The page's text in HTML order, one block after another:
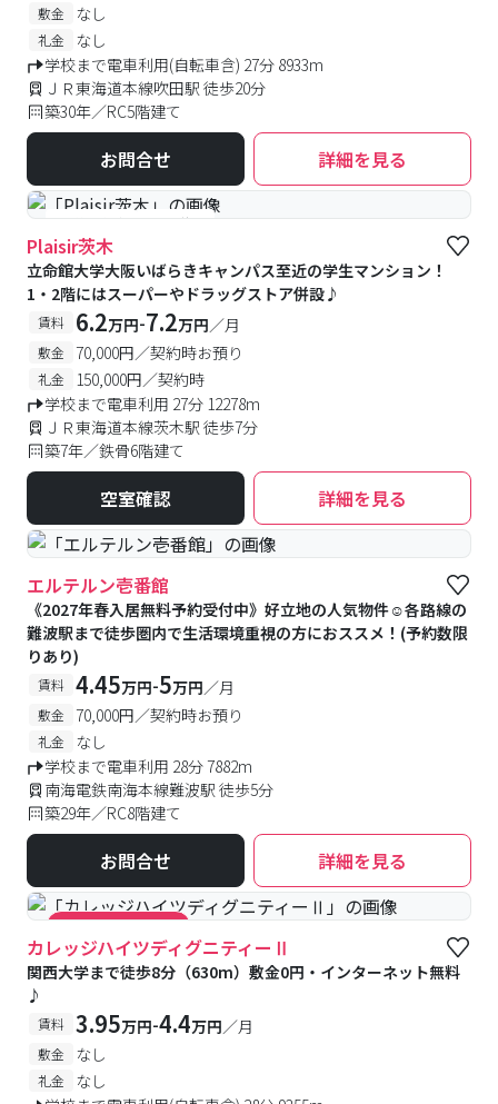
敷金 なし
礼金
なし
学校まで電車利用(自転車含) 27分 8933m
ＪＲ東海道本線吹田駅 徒歩20分
築30年／RC5階建て
お問合せ 詳細を見る
#予約受付中 #空室待ち
Plaisir茨木
立命館大学大阪いばらきキャンパス至近の学生マンション！
1・2階にはスーパーやドラッグストア併設♪
賃料 6.2万円-7.2万円／月
敷金 70,000円／契約時お預り
礼金
150,000円／契約時
学校まで電車利用 27分 12278m
ＪＲ東海道本線茨木駅 徒歩7分
築7年／鉄骨6階建て
空室確認 詳細を見る
エルテルン壱番館
《2027年春入居無料予約受付中》好立地の人気物件☺各路線の
難波駅まで徒歩圏内で生活環境重視の方におススメ！(予約数限
りあり)
賃料 4.45万円-5万円／月
敷金 70,000円／契約時お預り
礼金
なし
学校まで電車利用 28分 7882m
南海電鉄南海本線難波駅 徒歩5分
築29年／RC8階建て
お問合せ 詳細を見る
#キャンペーン実施中
カレッジハイツディグニティーⅡ
関西大学まで徒歩8分（630m）敷金0円・インターネット無料
♪
賃料 3.95万円-4.4万円／月
敷金 なし
礼金
なし